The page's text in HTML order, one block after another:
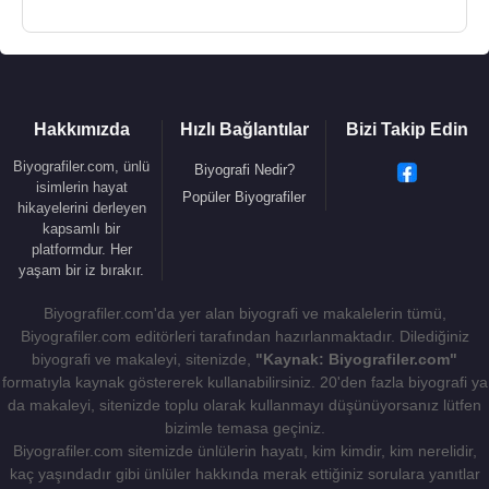
Hakkımızda
Biyografiler.com, ünlü
isimlerin hayat
hikayelerini derleyen
kapsamlı bir
platformdur. Her
yaşam bir iz bırakır.
Hızlı Bağlantılar
Biyografi Nedir?
Popüler Biyografiler
Bizi Takip Edin
Biyografiler.com'da yer alan biyografi ve makalelerin tümü,
Biyografiler.com editörleri tarafından hazırlanmaktadır. Dilediğiniz
biyografi ve makaleyi, sitenizde, "Kaynak: Biyografiler.com"
formatıyla kaynak göstererek kullanabilirsiniz. 20'den fazla biyografi ya
da makaleyi, sitenizde toplu olarak kullanmayı düşünüyorsanız lütfen
bizimle temasa geçiniz.
Biyografiler.com sitemizde ünlülerin hayatı, kim kimdir, kim nerelidir,
kaç yaşındadır gibi ünlüler hakkında merak ettiğiniz sorulara yanıtlar